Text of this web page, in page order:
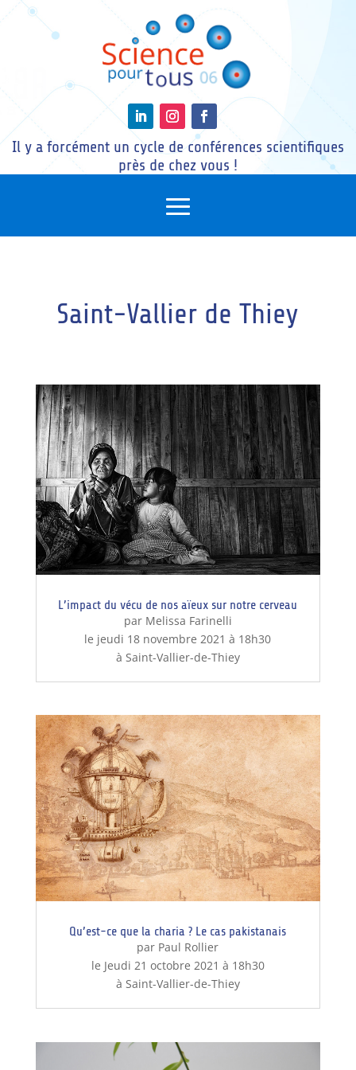
Il y a forcément un cycle de conférences scientifiques
près de chez vous !
Saint-Vallier de Thiey
L’impact du vécu de nos aïeux sur notre cerveau
par Melissa Farinelli
le jeudi 18 novembre 2021 à 18h30
à Saint-Vallier-de-Thiey
Qu’est-ce que la charia ? Le cas pakistanais
par Paul Rollier
le Jeudi 21 octobre 2021 à 18h30
à Saint-Vallier-de-Thiey